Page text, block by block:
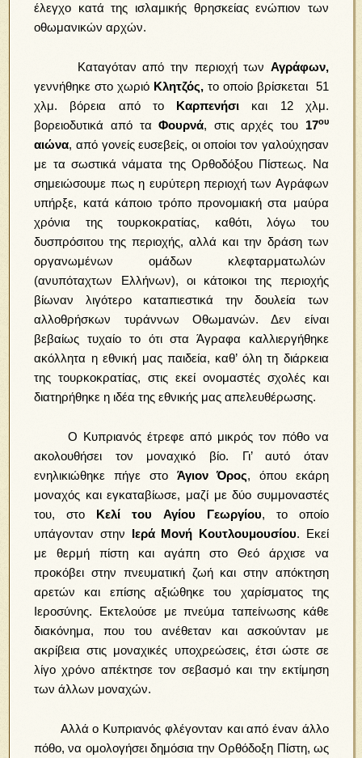
έλεγχο κατά της ισλαμικής θρησκείας ενώπιον των
οθωμανικών αρχών.
Καταγόταν από την περιοχή των Αγράφων,
γεννήθηκε στο χωριό Κλητζός, το οποίο βρίσκεται 51
χλμ. βόρεια από το Καρπενήσι και 12 χλμ.
βορειοδυτικά από ταΦουρνά, στις αρχές του 17ου
αιώνα, από γονείς ευσεβείς, οι οποίοι τον γαλούχησαν
με τα σωστικά νάματα της Ορθοδόξου Πίστεως. Να
σημειώσουμε πως η ευρύτερη περιοχή των Αγράφων
υπήρξε, κατά κάποιο τρόπο προνομιακή στα μαύρα
χρόνια της τουρκοκρατίας, καθότι, λόγω του
δυσπρόσιτου της περιοχής, αλλά και την δράση των
οργανωμένων ομάδων κλεφταρματωλών
(ανυπόταχτων Ελλήνων), οι κάτοικοι της περιοχής
βίωναν λιγότερο καταπιεστικά την δουλεία των
αλλοθρήσκων τυράννων Οθωμανών. Δεν είναι
βεβαίως τυχαίο το ότι στα Άγραφα καλλιεργήθηκε
ακόλλητα η εθνική μας παιδεία, καθ’ όλη τη διάρκεια
της τουρκοκρατίας, στις εκεί ονομαστές σχολές και
διατηρήθηκε η ιδέα της εθνικής μας απελευθέρωσης.
Ο Κυπριανός έτρεφε από μικρός τον πόθο να
ακολουθήσει τον μοναχικό βίο. Γι’ αυτό όταν
ενηλικιώθηκε πήγε στο Άγιον Όρος, όπου εκάρη
μοναχός και εγκαταβίωσε, μαζί με δύο συμμοναστές
του, στο Κελί του Αγίου Γεωργίου, το οποίο
υπάγονταν στην Ιερά Μονή Κουτλουμουσίου. Εκεί
με θερμή πίστη και αγάπη στο Θεό άρχισε να
προκόβει στην πνευματική ζωή και στην απόκτηση
αρετών και επίσης αξιώθηκε του χαρίσματος της
Ιεροσύνης. Εκτελούσε με πνεύμα ταπείνωσης κάθε
διακόνημα, που του ανέθεταν και ασκούνταν με
ακρίβεια στις μοναχικές υποχρεώσεις, έτσι ώστε σε
λίγο χρόνο απέκτησε τον σεβασμό και την εκτίμηση
των άλλων μοναχών.
Αλλά ο Κυπριανός φλέγονταν και από έναν άλλο
πόθο, να ομολογήσει δημόσια την Ορθόδοξη Πίστη, ως